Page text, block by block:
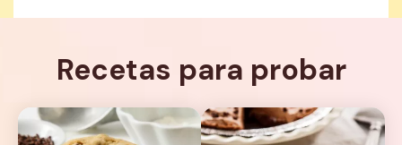
Recetas para probar